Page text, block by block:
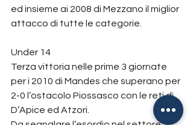
ed insieme ai 2008 di Mezzano il miglior
attacco di tutte le categorie.
Under 14
Terza vittoria nelle prime 3 giornate
per i 2010 di Mandes che superano per
2-0 l’ostacolo Piossasco con le reti di
D’Apice ed Atzori.